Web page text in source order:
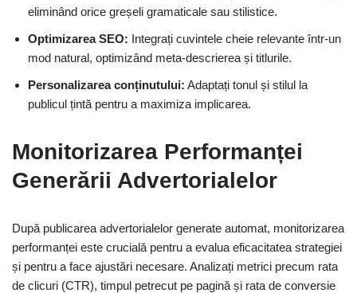
eliminând orice greșeli gramaticale sau stilistice.
Optimizarea SEO: Integrați cuvintele cheie relevante într-un
mod natural, optimizând meta-descrierea și titlurile.
Personalizarea conținutului: Adaptați tonul și stilul la
publicul țintă pentru a maximiza implicarea.
Monitorizarea Performanței
Generării Advertorialelor
După publicarea advertorialelor generate automat, monitorizarea
performanței este crucială pentru a evalua eficacitatea strategiei
și pentru a face ajustări necesare. Analizați metrici precum rata
de clicuri (CTR), timpul petrecut pe pagină și rata de conversie